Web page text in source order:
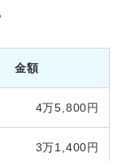
金額
4万5,800円
3万1,400円